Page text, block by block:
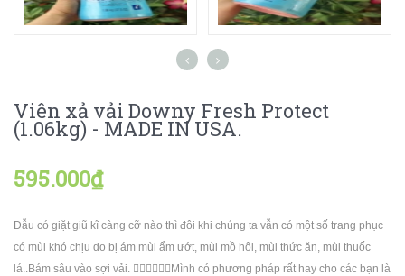
Viên xả vải Downy Fresh Protect
(1.06kg) - MADE IN USA.
595.000₫
Dẫu có giặt giũ kĩ càng cỡ nào thì đôi khi chúng ta vẫn có một số trang phục
có mùi khó chịu do bị ám mùi ẩm ướt, mùi mồ hôi, mùi thức ăn, mùi thuốc
lá..Bám sâu vào sợi vải. 🙋🏼‍♀️🙋🏼‍♀️Mình có phương pháp rất hay cho các bạn là